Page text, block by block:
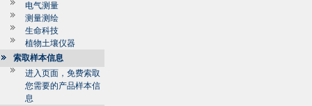
电气测量
测量测绘
生命科技
植物土壤仪器
索取样本信息
进入页面，免费索取
您需要的产品样本信
息